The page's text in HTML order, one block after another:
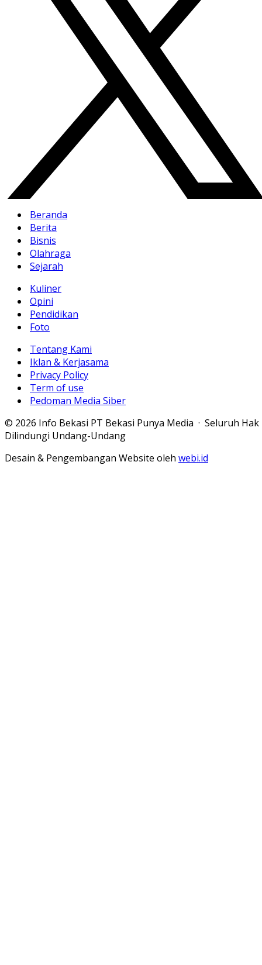
Beranda
Berita
Bisnis
Olahraga
Sejarah
Kuliner
Opini
Pendidikan
Foto
Tentang Kami
Iklan & Kerjasama
Privacy Policy
Term of use
Pedoman Media Siber
© 2026 Info Bekasi PT Bekasi Punya Media · Seluruh Hak
Dilindungi Undang-Undang
Desain & Pengembangan Website oleh webi.id